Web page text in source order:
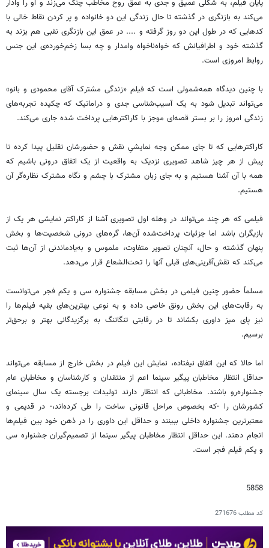
پایان فیلم، به شکلی عمیق و جدی به عمق روح مخاطب چنگ می‌زند و او را وادار
می‌کند به بازنگری در گذشته تا حال زندگی این دو خانواده و پر کردن نقاط خالی با
کدهایی که در طول این دو روز گرفته و .... در عمق این بازنگری نقبی هم بزند به
گذشته خود و اطرافیانش که خواه‌ناخواه وامدار و چه بسا زخم‌خورده‌ی این جنس
روابط امروزی است.
با چنین دیدگاه همه‌شمولی است که فیلم «زندگی مشترک آقای محمودی و بانو»
می‌تواند تبدیل شود به یک آسیب‌شناسی جدی و دراماتیک که چکیده تجربه‌های
زندگی امروز را بر بستر قصه‌ای موجز با کاراکترهایی پرداخت شده جاری می‌کند.
کاراکترهایی که تا جای ممکن وجه نمایشیِ نقش و حضورشان تقلیل پیدا کرده تا
پیش از هر چیز شاهد تصویری نزدیک به واقعیت از یک اتفاق درونی باشیم که
همه با آن آشنا هستیم و به جای زبان مشترک با چشم و نگاه مشترک نظاره‌گر آن
هستیم.
فیلمی که هر چند می‌تواند در وهله اول تصویری آشنا از کاراکتر نمایشی هر یک از
بازیگران باشد اما جزئیات پرداخت‌شده آن‌ها، گره‌های درونی شخصیت‌ها و بخش
پنهان گذشته و حال، آنچنان تصویر متفاوت، ملموس و به‌یادماندنی از آن‌ها ثبت
می‌کند که نقش‌آفرینی‌های قبلی آنها را تحت‌الشعاع قرار می‌دهد.
مسلماً حضور چنین فیلمی در بخش مسابقه جشنواره سی و یکم فجر می‌توانست
به رقابت‌های این بخش رونق خاصی داده و به نوعی بهترین‌های بقیه فیلم‌ها را
نیز پای میز داوری بکشاند تا در رقابتی تنگاتنگ به برگزیدگانی بهتر و برحق‌تر
برسیم.
اما حالا که این اتفاق نیفتاده، نمایش این فیلم در بخش خارج از مسابقه می‌تواند
حداقل انتظار مخاطبان پیگیر سینما اعم از منتقدان و کارشناسان و مخاطبان عام
جشنواره‌رو باشند. مخاطبانی که انتظار دارند تولیدات برجسته یک سال سینمای
کشورشان را -که بخصوص مراحل قانونی ساخت را طی کرده‌اند،- در قدیمی و
معتبرترین جشنواره داخلی ببینند و حداقل این داوری را در ذهن خود بین فیلم‌ها
انجام دهند. این حداقل انتظار مخاطبان پیگیر سینما از تصمیم‌گیران جشنواره سی
و یکم فیلم فجر است.
5858
کد مطلب271676